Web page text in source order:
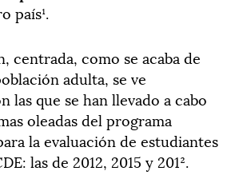
país¹.
centrada, como se acaba de
adulta, se ve
las que se han llevado a cabo
oleadas del programa
la evaluación de estudiantes
las de 2012, 2015 y 201².